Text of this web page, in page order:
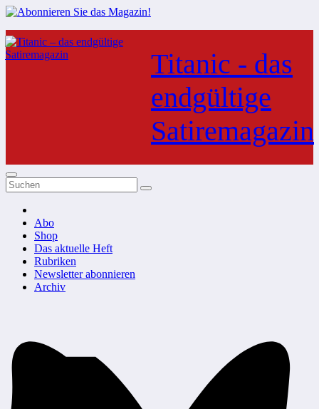
Zum
Inhalt
springen
Titanic - das
endgültige
Satiremagazin
Abo
Shop
Das aktuelle Heft
Rubriken
Newsletter abonnieren
Archiv